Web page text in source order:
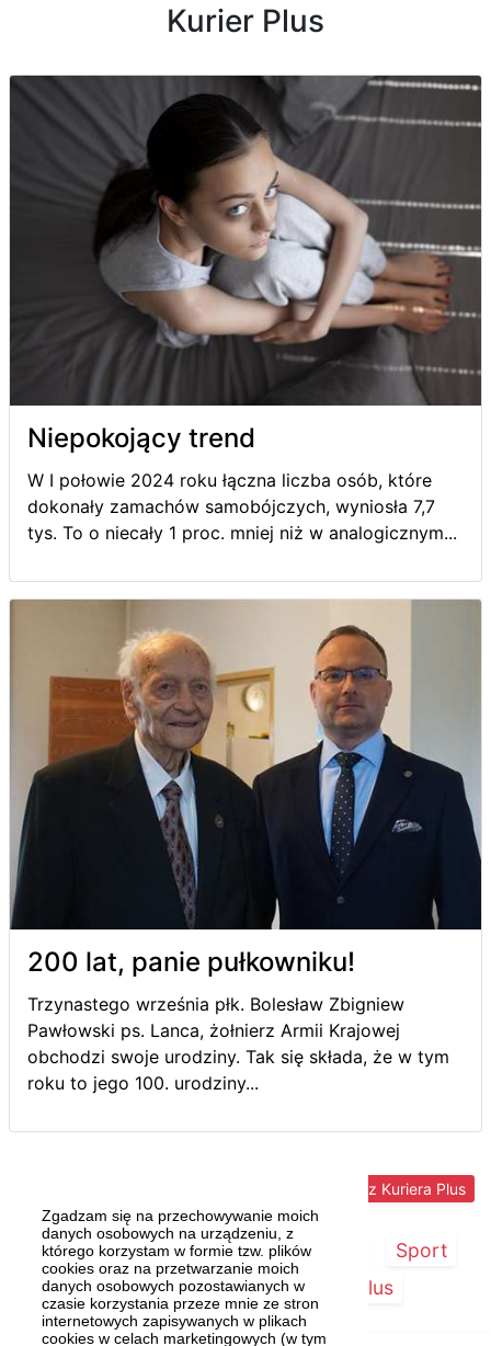
Zgadzam się na przechowywanie moich
danych osobowych na urządzeniu, z
którego korzystam w formie tzw. plików
cookies oraz na przetwarzanie moich
danych osobowych pozostawianych w
czasie korzystania przeze mnie ze stron
internetowych zapisywanych w plikach
cookies w celach marketingowych (w tym
Kurier Plus
Niepokojący trend
W I połowie 2024 roku łączna liczba osób, które
dokonały zamachów samobójczych, wyniosła 7,7
tys. To o niecały 1 proc. mniej niż w analogicznym...
200 lat, panie pułkowniku!
Trzynastego września płk. Bolesław Zbigniew
Pawłowski ps. Lanca, żołnierz Armii Krajowej
obchodzi swoje urodziny. Tak się składa, że w tym
roku to jego 100. urodziny...
Więcej z Kuriera Plus
Strona główna Szczecin/Region
Sport
Kultura
Kurier Plus